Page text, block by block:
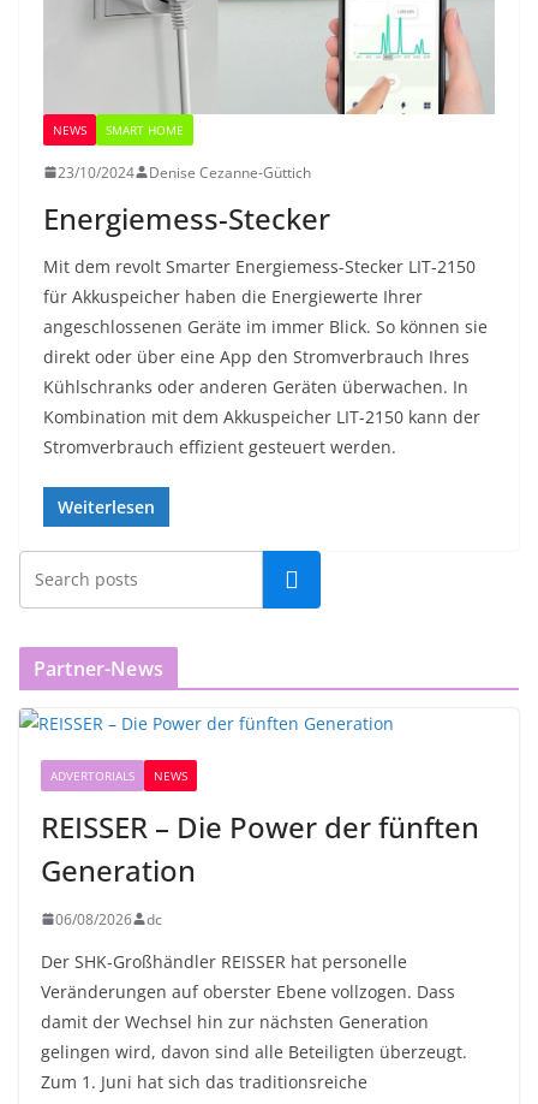
NEWS SMART HOME
23/10/2024 Denise Cezanne-Güttich
Energiemess-Stecker
Mit dem revolt Smarter Energiemess-Stecker LIT-2150
für Akkuspeicher haben die Energiewerte Ihrer
angeschlossenen Geräte im immer Blick. So können sie
direkt oder über eine App den Stromverbrauch Ihres
Kühlschranks oder anderen Geräten überwachen. In
Kombination mit dem Akkuspeicher LIT-2150 kann der
Stromverbrauch effizient gesteuert werden.
Weiterlesen
Partner-News
ADVERTORIALS NEWS
REISSER – Die Power der fünften
Generation
06/08/2026 dc
Der SHK-Großhändler REISSER hat personelle
Veränderungen auf oberster Ebene vollzogen. Dass
damit der Wechsel hin zur nächsten Generation
gelingen wird, davon sind alle Beteiligten überzeugt.
Zum 1. Juni hat sich das traditionsreiche